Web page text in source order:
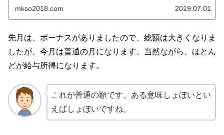
mkso2018.com 2019.07.01
先月は、ボーナスがありましたので、総額は大きくなりま
したが、今月は普通の月になります。当然ながら、ほとん
どが給与所得になります。
これが普通の額です。ある意味しょぼいとい
えばしょぼいですね。